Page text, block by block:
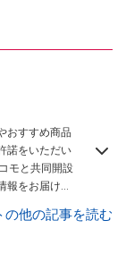
おすすめ商品
諾をいただい
モと共同開設
報をお届け。
の他の記事を読む